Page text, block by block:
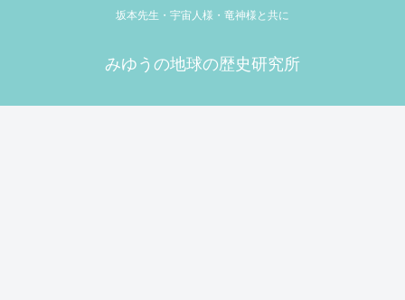
坂本先生・宇宙人様・竜神様と共に
みゆうの地球の歴史研究所